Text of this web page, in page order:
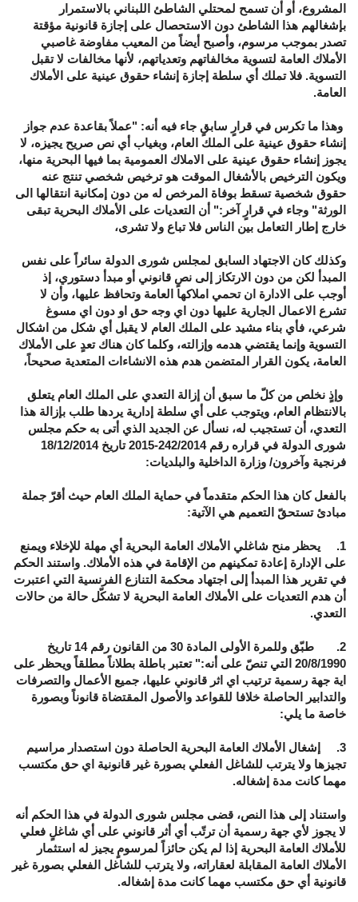
المشروع، أو أن تسمح لمحتلي الشاطئ اللبناني بالاستمرار
بإشغالهم هذا الشاطئ دون الاستحصال على إجازة قانونية مؤقتة
تصدر بموجب مرسوم، وأصبح أيضاً من المعيب مفاوضة غاصبي
الأملاك العامة لتسوية مخالفاتهم وتعدياتهم، لأنها مخالفات لا تقبل
التسوية. فلا تملك أي سلطة إجازة إنشاء حقوق عينية على الأملاك
العامة.
وهذا ما تكرس في قرارٍ سابقٍ جاء فيه أنه: "عملاً بقاعدة عدم جواز
إنشاء حقوق عينية على الملك العام، وبغياب أي نص صريح يجيزه، لا
يجوز إنشاء حقوق عينية على الاملاك العمومية بما فيها البحرية منها،
ويكون الترخيص بالأشغال الموقت هو ترخيص شخصي تنتج عنه
حقوق شخصية تسقط بوفاة المرخص له من دون إمكانية انتقالها الى
الورثة" وجاء في قرارٍ آخر:" أن التعديات على الأملاك البحرية تبقى
خارج إطار التعامل بين الناس فلا تباع ولا تشرى،
وكذلك كان الاجتهاد السابق لمجلس شورى الدولة سائراً على نفس
المبدأ لكن من دون الارتكاز إلى نصٍ قانوني أو مبدأ دستوري، إذ
أوجب على الادارة ان تحمي املاكها العامة وتحافظ عليها، وأن لا
تشرع الاعمال الجارية عليها دون اي وجه حق او دون اي مسوغ
شرعي، فأي بناء مشيد على الملك العام لا يقبل أي شكل من اشكال
التسوية وإنما يقتضي هدمه وإزالته، وكلما كان هناك تعدٍ على الأملاك
العامة، يكون القرار المتضمن هدم هذه الانشاءات المتعدية صحيحاً،
وإذٍ نخلص من كلّ ما سبق أن إزالة التعدي على الملك العام يتعلق
بالانتظام العام، ويتوجب على أي سلطة إدارية يردها طلب بإزالة هذا
التعدي، أن تستجيب له، نسأل عن الجديد الذي أتى به حكم مجلس
شورى الدولة في قراره رقم 242/2014-2015 تاريخ 18/12/2014
فرنجية وآخرون/ وزارة الداخلية والبلديات:
بالفعل كان هذا الحكم متقدماً في حماية الملك العام حيث أقرّ جملة
مبادئ تستحقّ التعميم هي الآتية:
1. يحظر منح شاغلي الأملاك العامة البحرية أي مهلة للإخلاء ويمنع
على الإدارة إعادة تمكينهم من الإقامة في هذه الأملاك. واستند الحكم
في تقرير هذا المبدأ إلى اجتهاد محكمة التنازع الفرنسية التي اعتبرت
أن هدم التعديات على الأملاك العامة البحرية لا تشكّل حالة من حالات
التعدي.
2. طبّق وللمرة الأولى المادة 30 من القانون رقم 14 تاريخ
20/8/1990 التي تنصّ على أنه:" تعتبر باطلة بطلاناً مطلقاً ويحظر على
اية جهة رسمية ترتيب اي اثر قانوني عليها، جميع الأعمال والتصرفات
والتدابير الحاصلة خلافا للقواعد والأصول المقتضاة قانوناً وبصورة
خاصة ما يلي:
3. إشغال الأملاك العامة البحرية الحاصلة دون استصدار مراسيم
تجيزها ولا يترتب للشاغل الفعلي بصورة غير قانونية اي حق مكتسب
مهما كانت مدة إشغاله.
واستناد إلى هذا النص، قضى مجلس شورى الدولة في هذا الحكم أنه
لا يجوز لأي جهة رسمية أن ترتّب أي أثر قانوني على أي شاغلٍ فعلي
للأملاك العامة البحرية إذا لم يكن حائزاً لمرسومٍ يجيز له استثمار
الأملاك العامة المقابلة لعقاراته، ولا يترتب للشاغل الفعلي بصورة غير
قانونية أي حق مكتسب مهما كانت مدة إشغاله.